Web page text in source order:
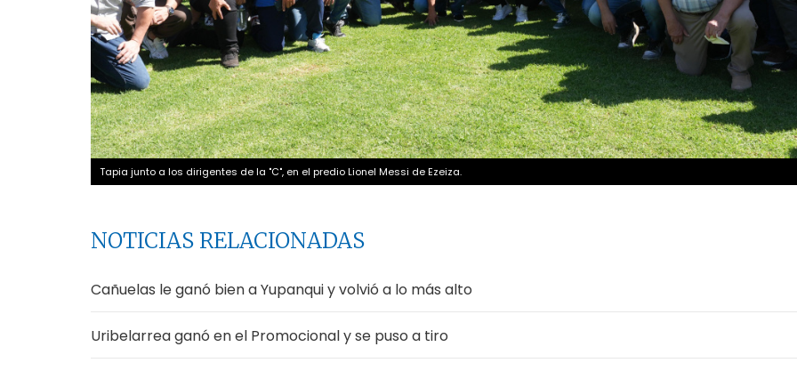
Tapia junto a los dirigentes de la "C", en el predio Lionel Messi de Ezeiza.
NOTICIAS RELACIONADAS
Cañuelas le ganó bien a Yupanqui y volvió a lo más alto
Uribelarrea ganó en el Promocional y se puso a tiro